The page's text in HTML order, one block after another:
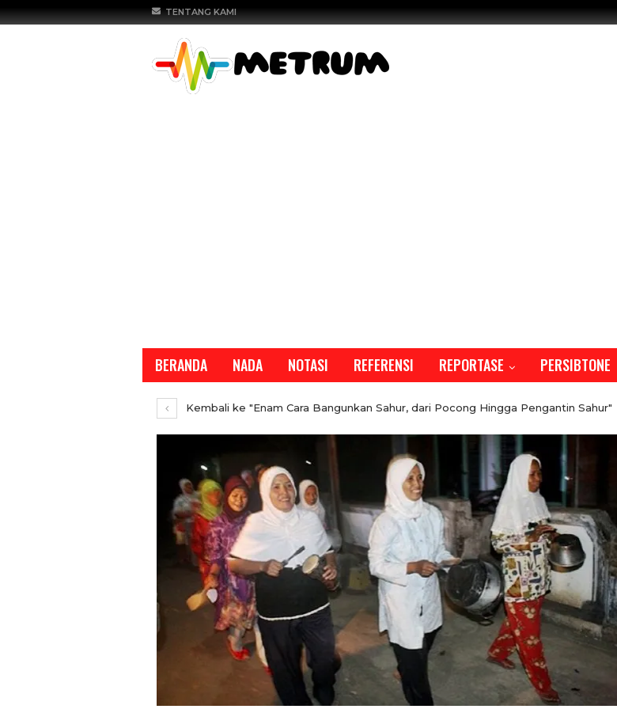
TENTANG KAMI
BERANDA NADA NOTASI REFERENSI REPORTASE PERSIBTONE
Kembali ke "Enam Cara Bangunkan Sahur, dari Pocong Hingga Pengantin Sahur"
REPORTASE REPORTASE